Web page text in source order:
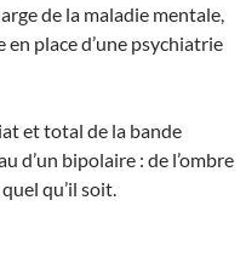
de la maladie mentale,
place d’une psychiatrie
et total de la bande
d’un bipolaire : de l’ombre
qu’il soit.